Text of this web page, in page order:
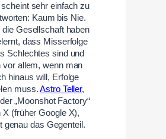
scheint sehr einfach zu
Kaum bis Nie.
die Gesellschaft haben
dass Misserfolge
Schlechtes sind und
vor allem, wenn man
hinaus will, Erfolge
muss.Astro Teller,
„Moonshot Factory“
X (früher Google X),
genau das Gegenteil.